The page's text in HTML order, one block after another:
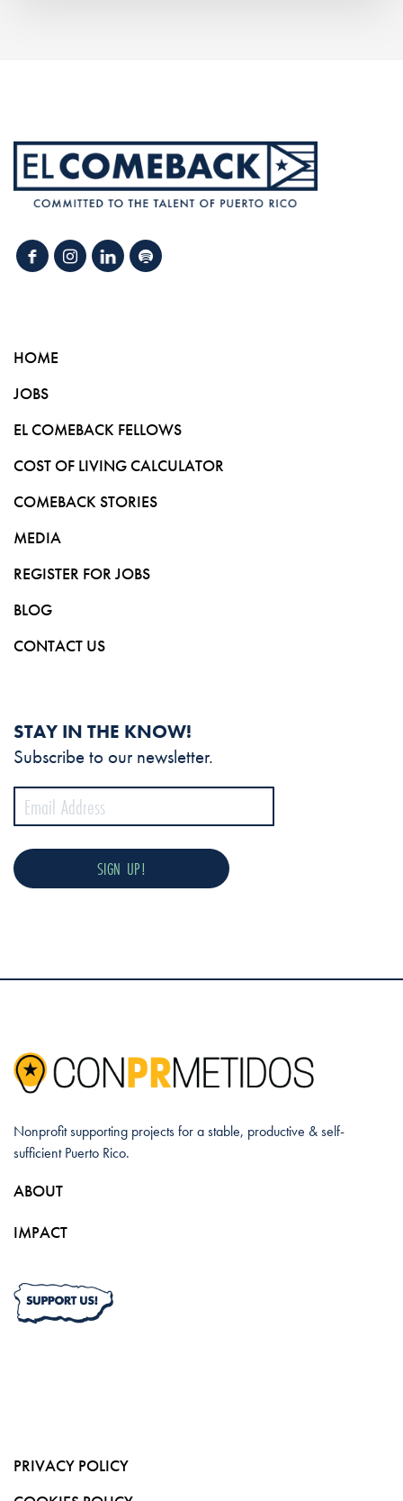
HOME
JOBS
EL COMEBACK FELLOWS
COST OF LIVING CALCULATOR
COMEBACK STORIES
MEDIA
REGISTER FOR JOBS
BLOG
CONTACT US
STAY IN THE KNOW!
Subscribe to our newsletter.
Nonprofit supporting projects for a stable, productive & self-
sufficient Puerto Rico.
ABOUT
IMPACT
PRIVACY POLICY